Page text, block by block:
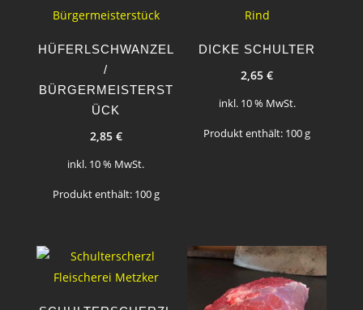
HÜFERLSCHWANZEL
/
BÜRGERMEISTERST
ÜCK
2,85 €
inkl. 10 % MwSt.
Produkt enthält: 100g
DICKE SCHULTER
2,65€
inkl. 10 % MwSt.
Produkt enthält: 100g